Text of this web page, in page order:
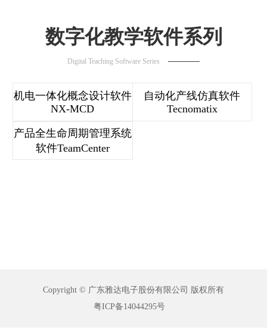
数字化教学软件系列
Digital Teaching Software Series
机电一体化概念设计软件
NX-MCD
自动化产线仿真软件
Tecnomatix
产品全生命周期管理系统
软件TeamCenter
Copyright © 广东雅达电子股份有限公司 版权所有
粤ICP备14044295号